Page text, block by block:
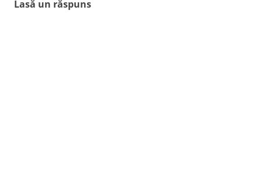
Lasă un răspuns